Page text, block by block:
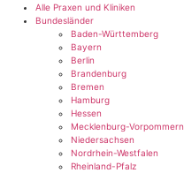
Alle Praxen und Kliniken
Bundesländer
Baden-Württemberg
Bayern
Berlin
Brandenburg
Bremen
Hamburg
Hessen
Mecklenburg-Vorpommern
Niedersachsen
Nordrhein-Westfalen
Rheinland-Pfalz